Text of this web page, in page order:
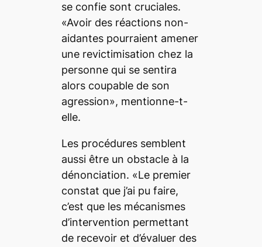
se confie sont cruciales.
«Avoir des réactions non-
aidantes pourraient amener
une revictimisation chez la
personne qui se sentira
alors coupable de son
agression», mentionne-t-
elle.
Les procédures semblent
aussi être un obstacle à la
dénonciation. «Le premier
constat que j’ai pu faire,
c’est que les mécanismes
d’intervention permettant
de recevoir et d’évaluer des